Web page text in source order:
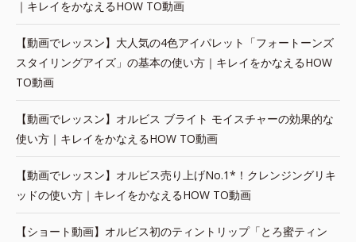
｜キレイをかなえるHOW TO動画
【動画でレッスン】大人気の4色アイパレット「フォートーンズ
スタイリングアイズ」の基本の使い方｜キレイをかなえるHOW
TO動画
【動画でレッスン】オルビス ブライト モイスチャーの効果的な
使い方｜キレイをかなえるHOW TO動画
【動画でレッスン】オルビス売り上げNo.1*！クレンジングリキ
ッドの使い方｜キレイをかなえるHOW TO動画
【ショート動画】オルビス初のティントリップ「とろ蜜ティン